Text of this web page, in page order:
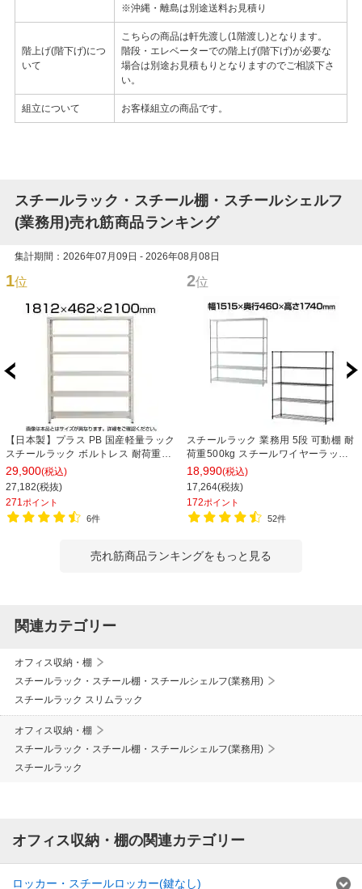
※沖縄・離島は別途送料お見積り
階上げ(階下げ)につ
いて
こちらの商品は軒先渡し(1階渡し)となります。
階段・エレベーターでの階上げ(階下げ)が必要な
場合は別途お見積もりとなりますのでご相談下さ
い。
組立について お客様組立の商品です。
スチールラック・スチール棚・スチールシェルフ
(業務用)売れ筋商品ランキング
集計期間：2026年07月09日 - 2026年08月08日
1位
【日本製】プラス PB 国産軽量ラック
スチールラック ボルトレス 耐荷重
150kg/段 天地6段 幅1812×奥行462×
高さ2100mm スチール棚 スチールシ
ェルフ 収納棚 オープンラック 収納ラ
ック
29,900(税込)
27,182(税抜)
271 ポイント
6件
2位
スチールラック 業務用 5段 可動棚 耐
荷重500kg スチールワイヤーラック
シェルゴ 幅1515×奥行460×高さ
1740mm
18,990(税込)
17,264(税抜)
172ポイント
52件
売れ筋商品ランキングをもっと見る
関連カテゴリー
オフィス収納・棚
スチールラック・スチール棚・スチールシェルフ(業務用)
スチールラック スリムラック
オフィス収納・棚
スチールラック・スチール棚・スチールシェルフ(業務用)
スチールラック
オフィス収納・棚の関連カテゴリー
ロッカー・スチールロッカー(鍵なし)